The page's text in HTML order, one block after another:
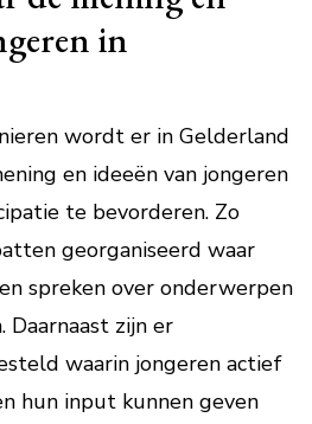
in
wordt er in Gelderland
en ideeën van jongeren
te bevorderen. Zo
georganiseerd waar
spreken over onderwerpen
Daarnaast zijn er
waarin jongeren actief
hun input kunnen geven